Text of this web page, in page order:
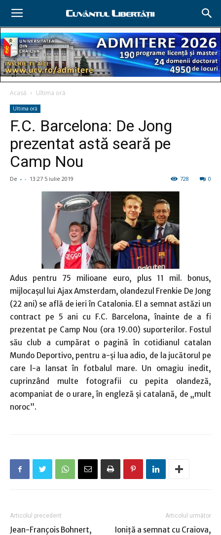
Acasă Ultima oră
Ultima oră
F.C. Barcelona: De Jong
prezentat astă seară pe
Camp Nou
De - - 13:27 5 iulie 2019 0
728
Adus pentru 75 milioane euro, plus 11 mil. bonus,
mijlocaşul lui Ajax Amsterdam, olandezul Frenkie De Jong
(22 ani) se află de ieri în Catalonia. El a semnat astăzi un
contract pe 5 ani cu F.C. Barcelona, înainte de a fi
prezentat pe Camp Nou (ora 19.00) suporterilor. Fostul
său club a cumpărat o pagină în cotidianul catalan
Mundo Deportivo, pentru a-şi lua adio, de la jucătorul pe
care l-a lansat în fotbalul mare. Un omagiu inedit,
cuprinzând multe fotografii cu pepita olandeză,
acompaniat de o urare, în engleză şi catalană, de „mult
noroc”.
Articolul precedent
Jean-François Bohnert,
Articolul următor
Ioniţă a semnat cu Craiova,